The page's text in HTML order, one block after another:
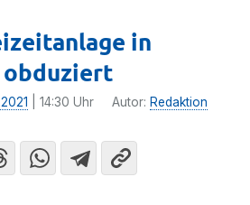
in
obduziert
| 14:30 Uhr Autor: Redaktion